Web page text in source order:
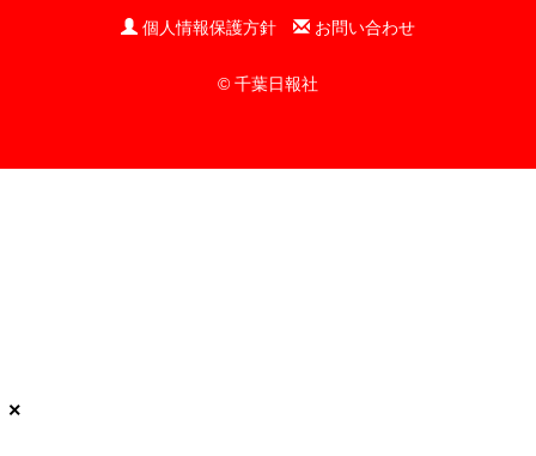
個人情報保護方針
お問い合わせ
© 千葉日報社
×